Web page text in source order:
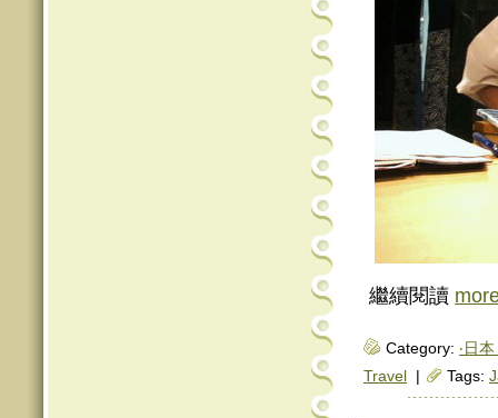
繼續閱讀
Category: ‧日
Travel
Tags: